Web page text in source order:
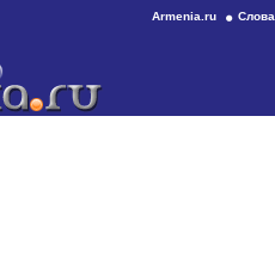
Armenia.ru